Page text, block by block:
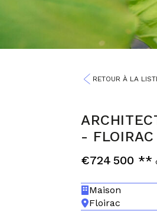
RETOUR À LA
- FLOIRAC
€724 500 **
Maison
Floirac